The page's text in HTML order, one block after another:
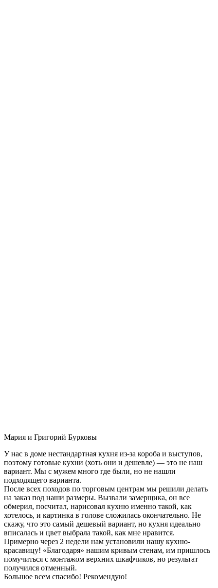
Мария и Григорий Бурковы
У нас в доме нестандартная кухня из-за короба и выступов,
поэтому готовые кухни (хоть они и дешевле) — это не наш
вариант. Мы с мужем много где были, но не нашли
подходящего варианта.
После всех походов по торговым центрам мы решили делать
на заказ под наши размеры. Вызвали замерщика, он все
обмерил, посчитал, нарисовал кухню именно такой, как
хотелось, и картинка в голове сложилась окончательно. Не
скажу, что это самый дешевый вариант, но кухня идеально
вписалась и цвет выбрала такой, как мне нравится.
Примерно через 2 недели нам установили нашу кухню-
красавицу! «Благодаря» нашим кривым стенам, им пришлось
помучиться с монтажом верхних шкафчиков, но результат
получился отменный.
Большое всем спасибо! Рекомендую!